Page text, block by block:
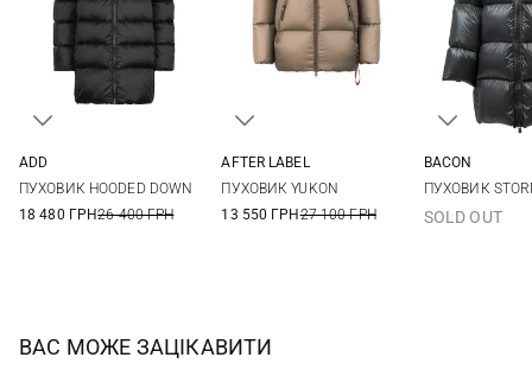
ADD
ПУХОВИК HOODED DOWN
18 480 ГРН26 400 ГРН
AFTER LABEL
ПУХОВИК YUKON
13 550 ГРН27 100 ГРН
BACON
ПУХОВИК
SOLD OUT
ВАС МОЖЕ ЗАЦІКАВИТИ